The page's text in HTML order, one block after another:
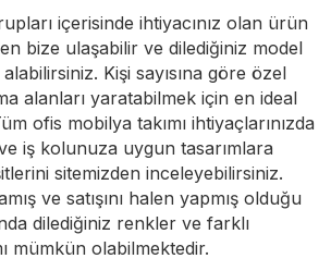
içerisinde ihtiyacınız olan ürün
bize ulaşabilir ve dilediğiniz model
Kişi sayısına göre özel
alanları yaratabilmek için en ideal
ofis mobilya takımı ihtiyaçlarınızda
iş kolunuza uygun tasarımlara
sitemizden inceleyebilirsiniz.
ve satışını halen yapmış olduğu
dilediğiniz renkler ve farklı
mümkün olabilmektedir.